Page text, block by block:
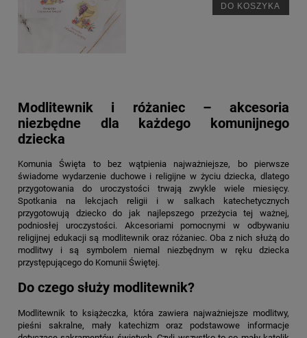
DO KOSZYKA
Modlitewnik i różaniec – akcesoria
niezbędne dla każdego komunijnego
dziecka
Komunia Święta to bez wątpienia najważniejsze, bo pierwsze
świadome wydarzenie duchowe i religijne w życiu dziecka, dlatego
przygotowania do uroczystości trwają zwykle wiele miesięcy.
Spotkania na lekcjach religii i w salkach katechetycznych
przygotowują dziecko do jak najlepszego przeżycia tej ważnej,
podniosłej uroczystości. Akcesoriami pomocnymi w odbywaniu
religijnej edukacji są modlitewnik oraz różaniec. Oba z nich służą do
modlitwy i są symbolem niemal niezbędnym w ręku dziecka
przystępującego do Komunii Świętej.
Do czego służy modlitewnik?
Modlitewnik to książeczka, która zawiera najważniejsze modlitwy,
pieśni sakralne, mały katechizm oraz podstawowe informacje